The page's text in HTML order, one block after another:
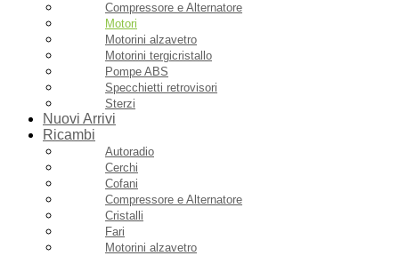
Compressore e Alternatore
Motori
Motorini alzavetro
Motorini tergicristallo
Pompe ABS
Specchietti retrovisori
Sterzi
Nuovi Arrivi
Ricambi
Autoradio
Cerchi
Cofani
Compressore e Alternatore
Cristalli
Fari
Motorini alzavetro